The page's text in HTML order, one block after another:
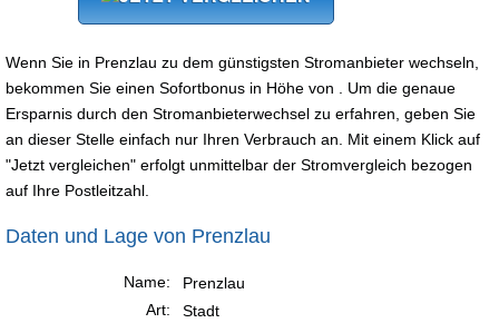
Wenn Sie in Prenzlau zu dem günstigsten Stromanbieter wechseln,
bekommen Sie einen Sofortbonus in Höhe von . Um die genaue
Ersparnis durch den Stromanbieterwechsel zu erfahren, geben Sie
an dieser Stelle einfach nur Ihren Verbrauch an. Mit einem Klick auf
"Jetzt vergleichen" erfolgt unmittelbar der Stromvergleich bezogen
auf Ihre Postleitzahl.
Daten und Lage von Prenzlau
Name:
Prenzlau
Art:
Stadt